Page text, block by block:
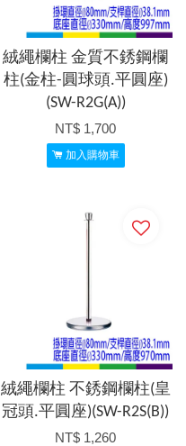
絨繩欄柱 金質不銹鋼欄
柱(金柱-圓球頭.平圓座)
(SW-R2G(A))
NT$ 1,700
加入購物車
絨繩欄柱 不銹鋼欄柱(皇
冠頭.平圓座)(SW-R2S(B))
NT$ 1,260